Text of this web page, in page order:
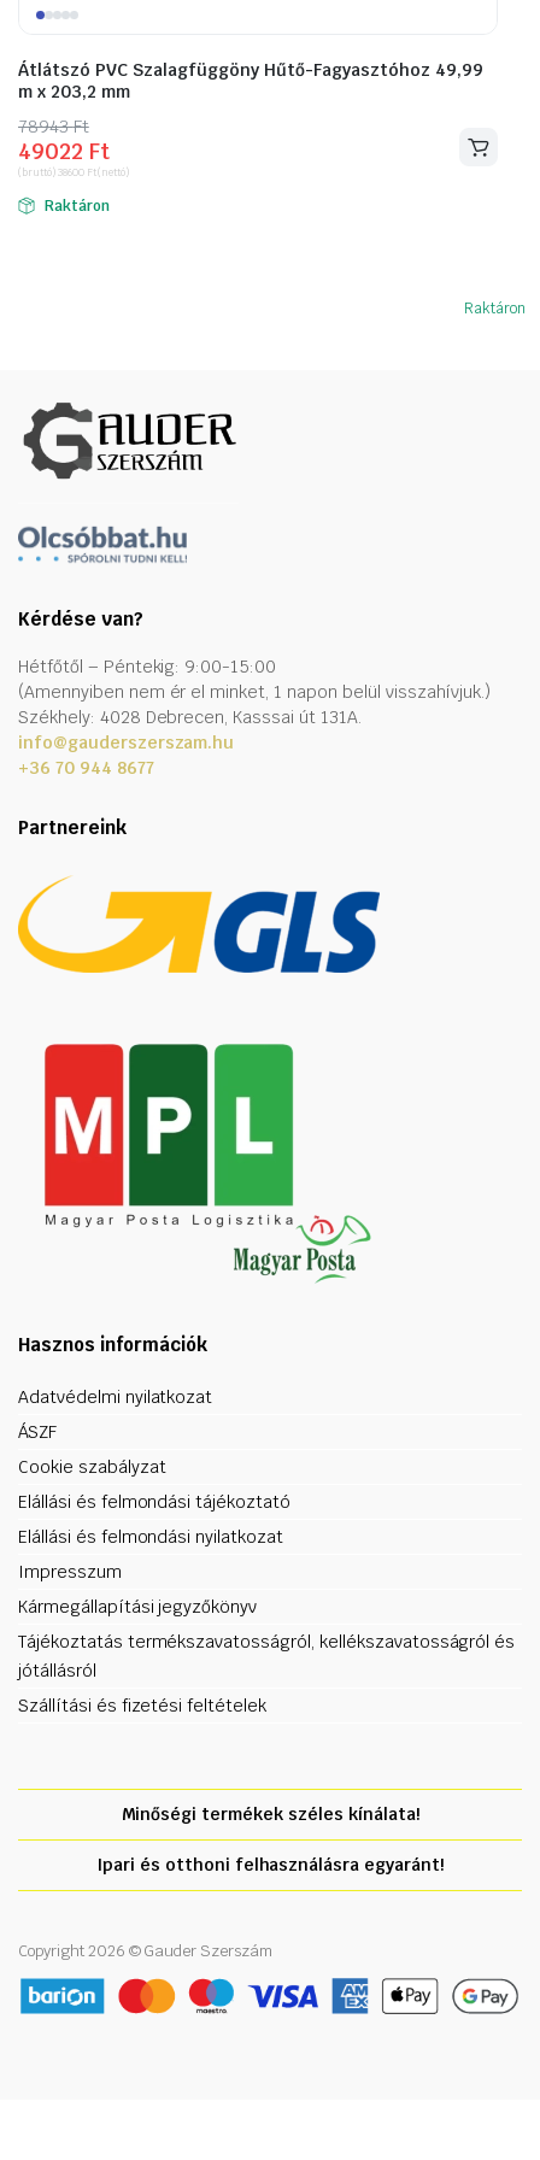
Átlátszó PVC Szalagfüggöny Hűtő-Fagyasztóhoz 49,99
m x 203,2 mm
78943Ft
Original
price
was:
78943 Ft.
49022 Ft
Current
price
is:
49022 Ft.
(bruttó)38600 Ft(nettó)
Raktáron
Raktáron
Kérdése van?
Hétfőtől – Péntekig: 9:00-15:00
(Amennyiben nem ér el minket, 1 napon belül visszahívjuk.)
Székhely: 4028 Debrecen, Kasssai út 131A.
info@gauderszerszam.hu
+36 70 944 8677
Partnereink
Hasznos információk
Adatvédelmi nyilatkozat
ÁSZF
Cookie szabályzat
Elállási és felmondási tájékoztató
Elállási és felmondási nyilatkozat
Impresszum
Kármegállapítási jegyzőkönyv
Tájékoztatás termékszavatosságról, kellékszavatosságról és
jótállásról
Szállítási és fizetési feltételek
Minőségi termékek széles kínálata!
Ipari és otthoni felhasználásra egyaránt!
Copyright 2026 © Gauder Szerszám